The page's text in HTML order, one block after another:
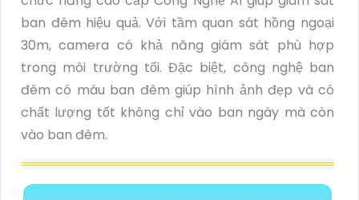
ban đêm hiệu quả. Với tầm quan sát hồng ngoại
30m, camera có khả năng giám sát phù hợp
trong môi trường tối. Đặc biệt, công nghệ ban
đêm có màu ban đêm giúp hình ảnh đẹp và có
chất lượng tốt không chỉ vào ban ngày mà còn
vào ban đêm.